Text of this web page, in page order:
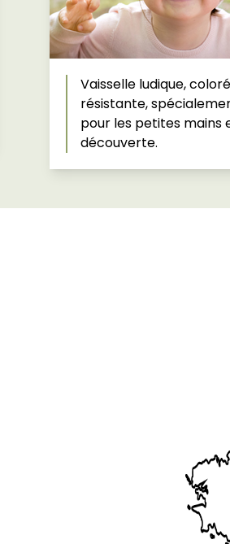
Vaisselle ludique,
résistante,
pour les petites mains
découverte.